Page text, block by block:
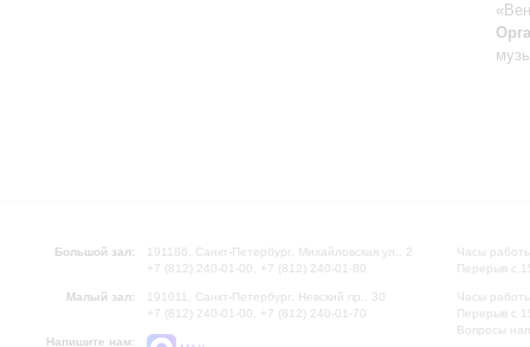
Большой зал:
191186, Санкт-Петербург, Михайловская ул., 2
+7 (812) 240-01-00, +7 (812) 240-01-80
Малый зал:
191011, Санкт-Петербург, Невский пр., 30
+7 (812) 240-01-00, +7 (812) 240-01-70
Напишите нам:
Часы
Перерыв с
Часы
Перерыв с
Вопросы